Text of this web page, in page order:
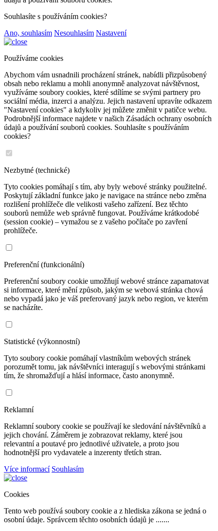
Souhlasíte s používáním cookies?
Ano, souhlasím Nesouhlasím Nastavení
Používáme cookies
Abychom vám usnadnili procházení stránek, nabídli přizpůsobený
obsah nebo reklamu a mohli anonymně analyzovat návštěvnost,
využíváme soubory cookies, které sdílíme se svými partnery pro
sociální média, inzerci a analýzu. Jejich nastavení upravíte odkazem
"Nastavení cookies" a kdykoliv jej můžete změnit v patičce webu.
Podrobnější informace najdete v našich Zásadách ochrany osobních
údajů a používání souborů cookies. Souhlasíte s používáním
cookies?
Nezbytné (technické)
Tyto cookies pomáhají s tím, aby byly webové stránky použitelné.
Poskytují základní funkce jako je navigace na stránce nebo změna
rozlišení prohlížeče dle velikosti vašeho zařízení. Bez těchto
souborů nemůže web správně fungovat. Používáme krátkodobé
(session cookie) – vymažou se z vašeho počítače po zavření
prohlížeče.
Preferenční (funkcionální)
Preferenční soubory cookie umožňují webové stránce zapamatovat
si informace, které mění způsob, jakým se webová stránka chová
nebo vypadá jako je váš preferovaný jazyk nebo region, ve kterém
se nacházíte.
Statistické (výkonnostní)
Tyto soubory cookie pomáhají vlastníkům webových stránek
porozumět tomu, jak návštěvníci interagují s webovými stránkami
tím, že shromažďují a hlásí informace, často anonymně.
Reklamní
Reklamní soubory cookie se používají ke sledování návštěvníků a
jejich chování. Záměrem je zobrazovat reklamy, které jsou
relevantní a poutavé pro jednotlivé uživatele, a proto jsou
hodnotnější pro vydavatele a inzerenty třetích stran.
Více informací Souhlasím
Cookies
Tento web používá soubory cookie a z hlediska zákona se jedná o
osobní údaje. Správcem těchto osobních údajů je .......